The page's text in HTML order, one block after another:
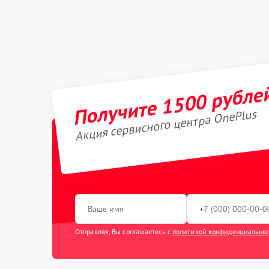
Получите 1500
Акция сервисного центра OnePlus
Отправляя, Вы соглашаетесь с политикой